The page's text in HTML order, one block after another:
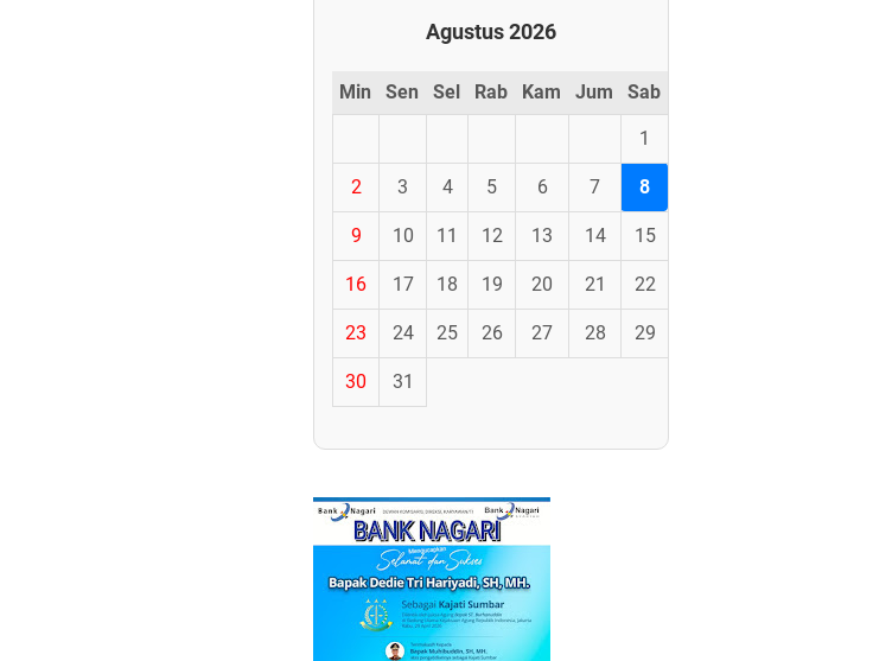
Agustus 2026
Min Sen Sel Rab Kam Jum Sab
1
2 3 4 5 6 7 8
9 10 11 12 13 14 15
16 17 18 19 20 21 22
23 24 25 26 27 28 29
30 31